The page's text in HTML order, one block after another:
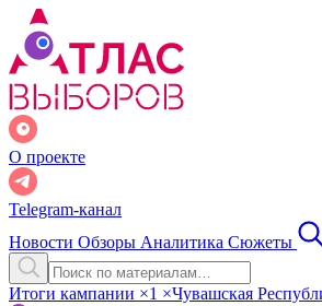
О проекте
Telegram-канал
Новости Обзоры Аналитика Сюжеты
Итоги кампании ×1 ×Чувашская